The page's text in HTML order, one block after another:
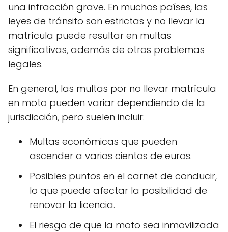
una infracción grave. En muchos países, las
leyes de tránsito son estrictas y no llevar la
matrícula puede resultar en multas
significativas, además de otros problemas
legales.
En general, las multas por no llevar matrícula
en moto pueden variar dependiendo de la
jurisdicción, pero suelen incluir:
Multas económicas que pueden
ascender a varios cientos de euros.
Posibles puntos en el carnet de conducir,
lo que puede afectar la posibilidad de
renovar la licencia.
El riesgo de que la moto sea inmovilizada